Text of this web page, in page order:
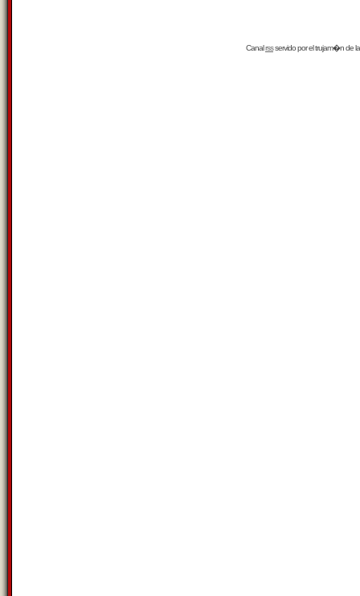
Canalrssservido por eltrujam�nde